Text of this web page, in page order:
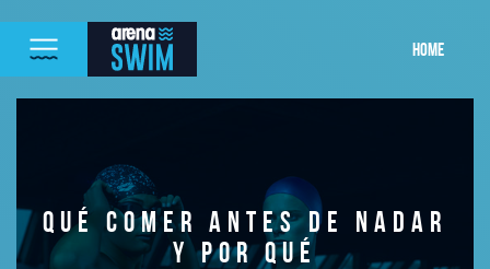
HOME
QUÉ COMER ANTES DE NADAR
Y POR QUÉ